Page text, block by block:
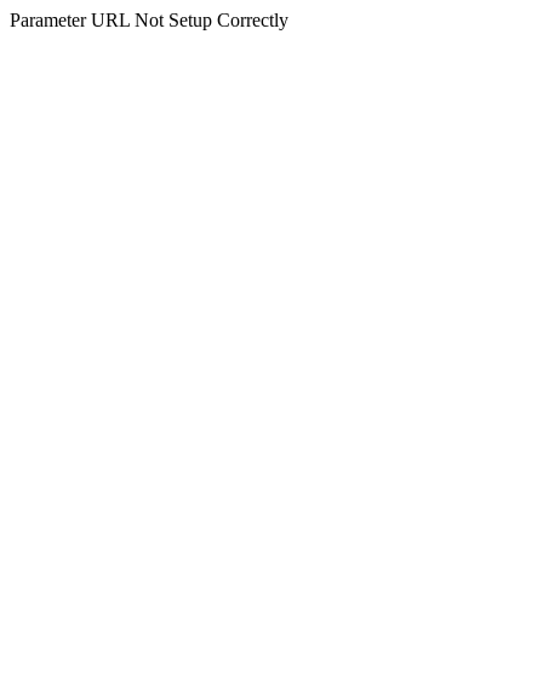
Parameter URL Not Setup Correctly